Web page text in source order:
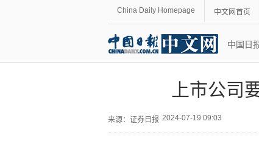
China Daily Homepage 中文网首页
中国日
上市公司
来源： 证券日报 2024-07-19 09:03